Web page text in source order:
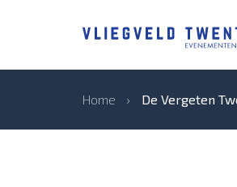
Home › De Vergeten